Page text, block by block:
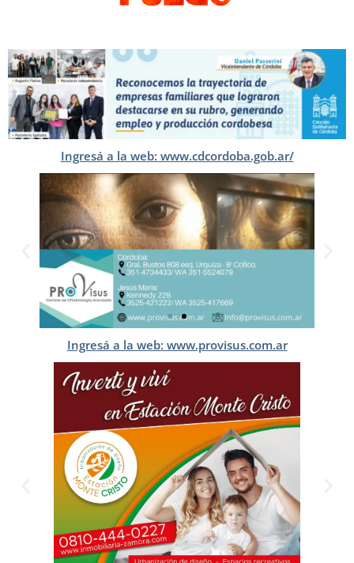
Ingresá a la web: www.cdcordoba.gob.ar/
Ingresá a la web: www.provisus.com.ar